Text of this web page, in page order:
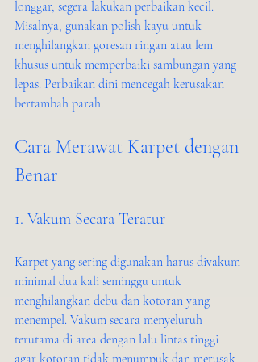
longgar, segera lakukan perbaikan kecil.
Misalnya, gunakan polish kayu untuk
menghilangkan goresan ringan atau lem
khusus untuk memperbaiki sambungan yang
lepas. Perbaikan dini mencegah kerusakan
bertambah parah.
Cara Merawat Karpet dengan
Benar
1. Vakum Secara Teratur
Karpet yang sering digunakan harus divakum
minimal dua kali seminggu untuk
menghilangkan debu dan kotoran yang
menempel. Vakum secara menyeluruh
terutama di area dengan lalu lintas tinggi
agar kotoran tidak menumpuk dan merusak